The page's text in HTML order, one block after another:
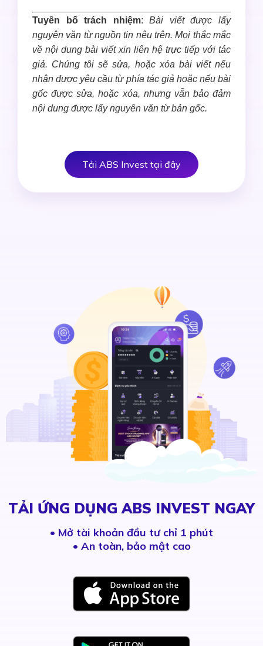
Tuyên bố trách nhiệm:Bài viết được lấy
nguyên văn từ nguồn tin nêu trên. Mọi thắc mắc
về nội dung bài viết xin liên hệ trực tiếp với tác
giả. Chúng tôi sẽ sửa, hoặc xóa bài viết nếu
nhận được yêu cầu từ phía tác giả hoặc nếu bài
gốc được sửa, hoặc xóa, nhưng vẫn bảo đảm
nội dung được lấy nguyên văn từ bản gốc.
Tải ABS Invest tại đây
TẢI ỨNG DỤNG ABS INVEST NGAY
• Mở tài khoản đầu tư chỉ 1 phút
• An toàn, bảo mật cao